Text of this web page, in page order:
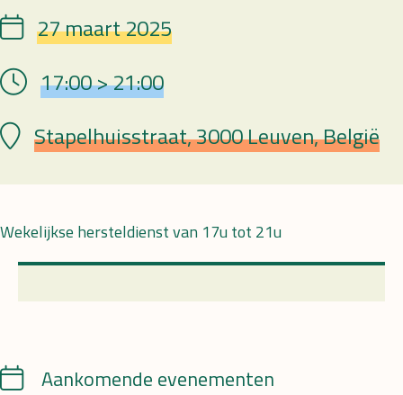
Date 27 maart 2025
Hour 17:00 > 21:00
PlaatsStapelhuisstraat, 3000 Leuven, België
Wekelijkse hersteldienst van 17u tot 21u
CalendarAankomende evenementen